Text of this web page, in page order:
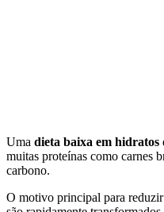
Uma dieta baixa em hidratos
muitas proteínas como carnes
carbono.
O motivo principal para